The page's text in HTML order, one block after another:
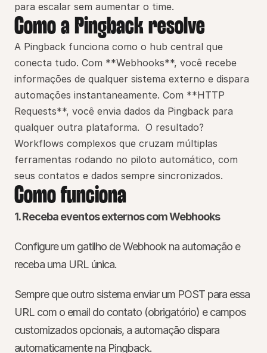
para escalar sem aumentar o time.
Como a Pingback resolve
A Pingback funciona como o hub central que
conecta tudo. Com **Webhooks**, você recebe
informações de qualquer sistema externo e dispara
automações instantaneamente. Com **HTTP
Requests**, você envia dados da Pingback para
qualquer outra plataforma.  O resultado?
Workflows complexos que cruzam múltiplas
ferramentas rodando no piloto automático, com
seus contatos e dados sempre sincronizados.
Como funciona
1. Receba eventos externos com Webhooks
Configure um gatilho de Webhook na automação e
receba uma URL única.
Sempre que outro sistema enviar um POST para essa
URL com o email do contato (obrigatório) e campos
customizados opcionais, a automação dispara
automaticamente na Pingback.